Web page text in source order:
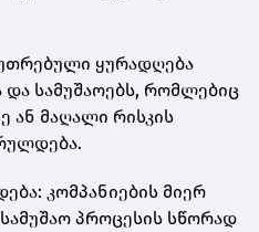
ყურადღება
და სამუშაოებს, რომლებიც
ან მაღალი რისკის
კომპანიების მიერ
პროცესის სწორად